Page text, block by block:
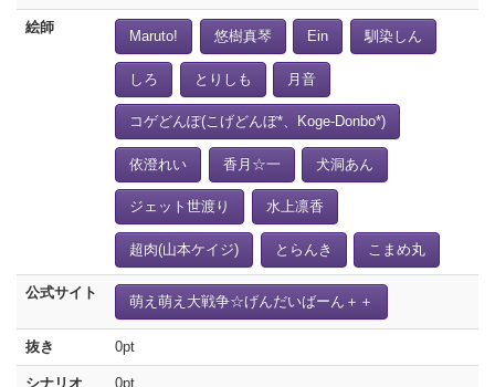
絵師
Maruto! 悠樹真琴 Ein 馴染しん
しろ とりしも 月音
コゲどんぽ(こげどんぼ*、Koge-Donbo*)
依澄れい 香月☆一 犬洞あん
ジェット世渡り 水上凛香
超肉(山本ケイジ) とらんき こまめ丸
公式サイト
萌え萌え大戦争☆げんだいばーん＋＋
抜き 0pt
シナリオ 0pt